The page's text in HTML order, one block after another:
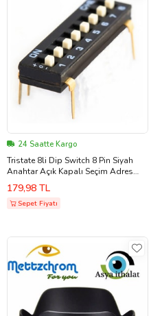
24 Saatte Kargo
Tristate 8li Dip Switch 8 Pin Siyah
Anahtar Açık Kapalı Seçim Adres
Ayar + Off - Pull Up/Down
179,98 TL
Sepet Fiyatı